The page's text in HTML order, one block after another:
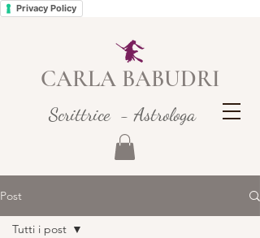
Privacy Policy
CARLA BABUDRI
Scrittrice - Astrologa
Post
Tutti i post